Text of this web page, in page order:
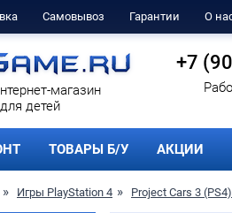
Самовывоз Гарантии О
магазин
детей
+7
ТОВАРЫ Б/У АКЦИИ
Игры PlayStation 4 Project Cars 3 (PS4)